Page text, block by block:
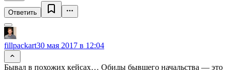
Ответить
fillpackart30 мая 2017 в 12:04
Бывал в похожих кейсах… Обиды бывшего начальства — это